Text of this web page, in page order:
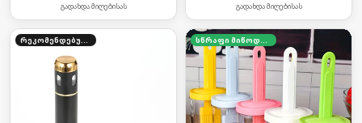
გადახდა მიღებისას გადახდა მიღებისას
რეკომენდებული სწრაფი მიწოდება